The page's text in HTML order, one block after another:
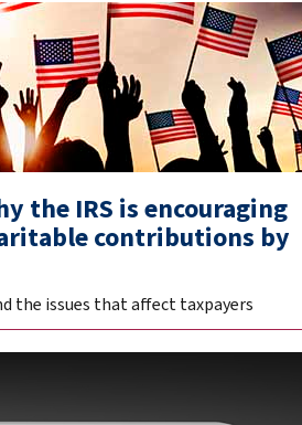
the IRS is encouraging
contributions by
the issues that affect taxpayers